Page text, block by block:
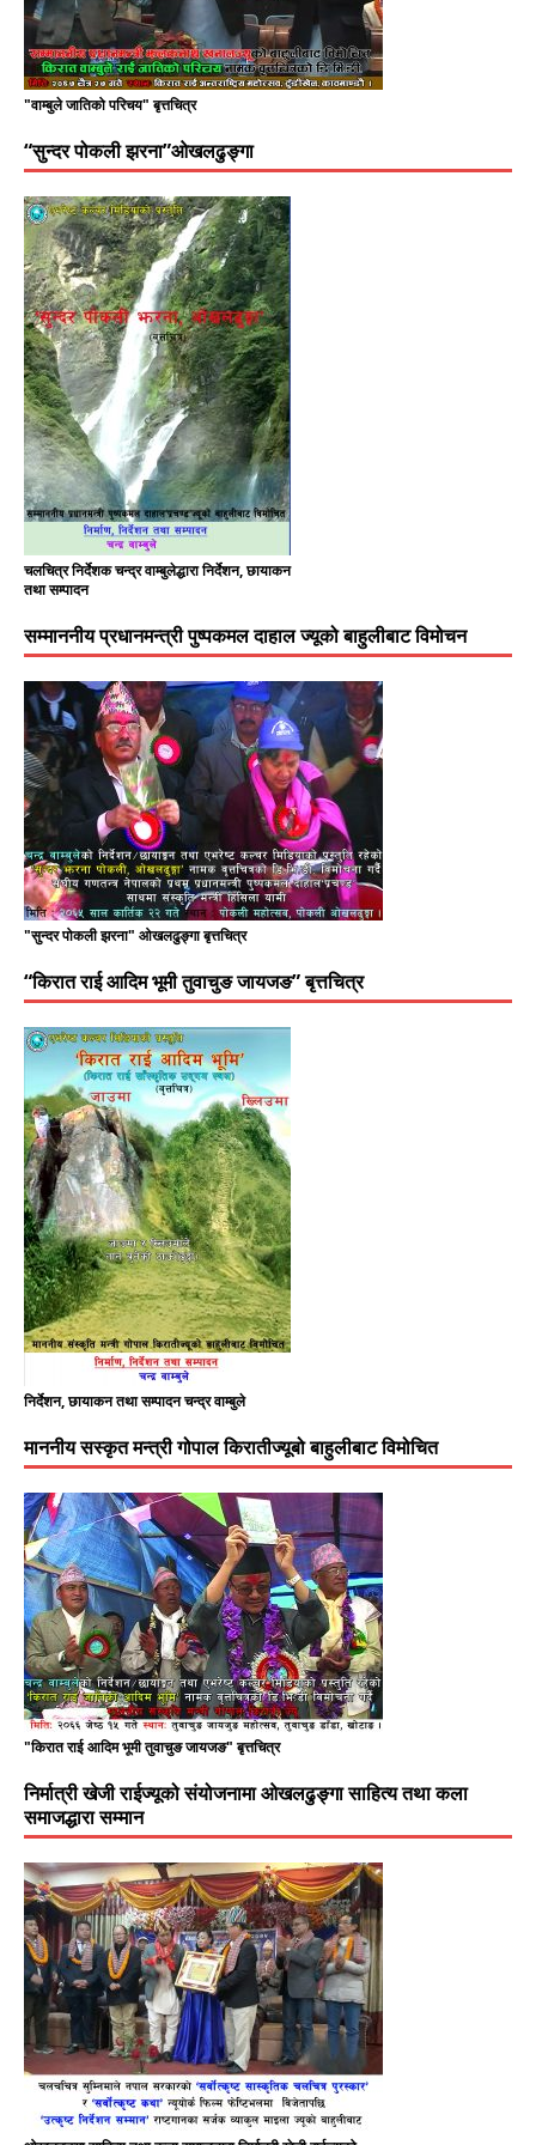
"वाम्बुले जातिको परिचय" बृत्तचित्र
“सुन्दर पोकली झरना”ओखलढुङ्गा
चलचित्र निर्देशक चन्द्र वाम्बुलेद्धारा निर्देशन, छायाकन
तथा सम्पादन
सम्माननीय प्रधानमन्त्री पुष्पकमल दाहाल ज्यूको बाहुलीबाट विमोचन
"सुन्दर पोकली झरना" ओखलढुङ्गा बृत्तचित्र
“किरात राई आदिम भूमी तुवाचुङ जायजङ” बृत्तचित्र
निर्देशन, छायाकन तथा सम्पादन चन्द्र वाम्बुले
माननीय सस्कृत मन्त्री गोपाल किरातीज्यूबो बाहुलीबाट विमोचित
"किरात राई आदिम भूमी तुवाचुङ जायजङ" बृत्तचित्र
निर्मात्री खेजी राईज्यूको संयोजनामा ओखलढुङ्गा साहित्य तथा कला
समाजद्धारा सम्मान